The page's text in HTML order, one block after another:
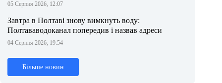
05 Серпня 2026, 12:07
Завтра в Полтаві знову вимкнуть воду:
Полтававодоканал попередив і назвав адреси
04 Серпня 2026, 19:54
Більше новин